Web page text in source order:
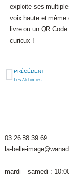
exploite ses
voix haute et même
livre ou un QR
curieux !
PRÉCÉDENT
Les Alchimies
03 26 88 39 69
la-belle-
mardi – samedi :